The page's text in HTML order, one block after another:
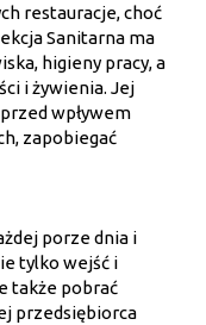
restauracje, choć
Sanitarna ma
higieny pracy, a
i żywienia. Jej
wpływem
zapobiegać
porze dnia i
tylko wejść i
także pobrać
przedsiębiorca